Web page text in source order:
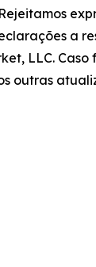
a
LLC.
outras